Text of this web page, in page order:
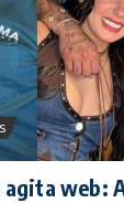
web: